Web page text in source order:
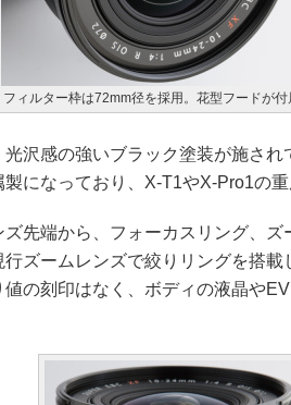
フィルター枠は72mm径を採用。花型フードが付
沢感の強いブラック塗装が施され
になっており、X-T1やX-Pro1の重
先端から、フォーカスリング、ズ
ズームレンズで絞りリングを搭載
の刻印はなく、ボディの液晶や